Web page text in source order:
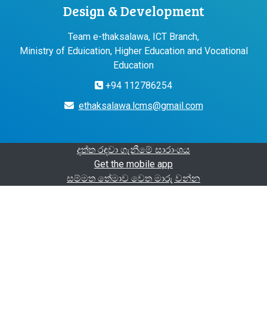
Design & Development
Team e-thaksalawa, ICT Branch,
Ministry of Eduication, Higher Education and Vocational
Education
+94 112786254
ethaksalawa.lcms@gmail.com
දත්ත රඳවා ගැනීමේ සාරාංශය
Get the mobile app
සම්මත තේමාව වෙත මාරු වන්න